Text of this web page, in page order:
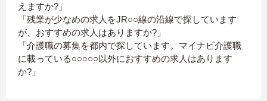
えますか?」
「残業が少なめの求人をJR○○線の沿線で探しています
が、おすすめの求人はありますか?」
「介護職の募集を都内で探しています。マイナビ介護職
に載っている○○○○○以外におすすめの求人はあります
か?」